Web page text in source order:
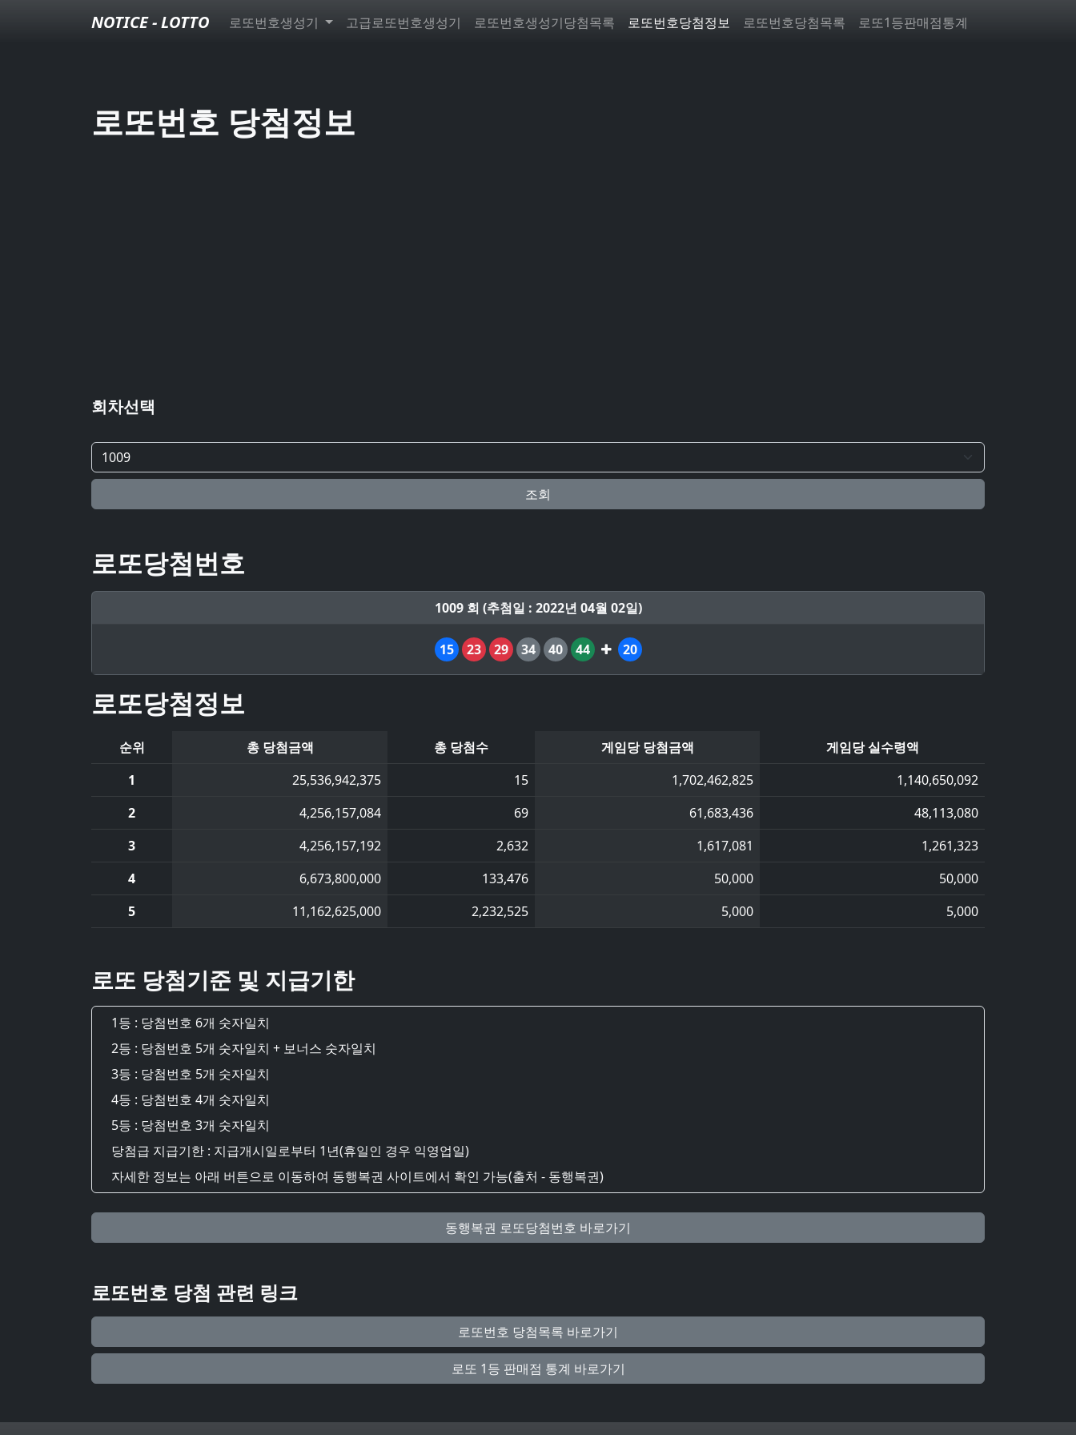
NOTICE - LOTTO 로또번호생성기 고급로또번호생성기 로또번호생성기당첨목록 로또번호당첨정보 로또번호당첨목록 로또1등판매점통계
로또번호 당첨정보
회차선택
조회
로또당첨번호
1009 회 (추첨일 : 2022년 04월 02일)
15 23 29 34 40 44 20
로또당첨정보
순위 총 당첨금액 총 당첨수 게임당 당첨금액
게임당 실수령액
1
25,536,942,375 15 1,702,462,825
1,140,650,092
2
4,256,157,084 69 61,683,436
48,113,080
3
4,256,157,192 2,632 1,617,081
1,261,323
4
6,673,800,000 133,476 50,000
50,000
5
11,162,625,000 2,232,525 5,000 5,000
로또 당첨기준 및 지급기한
1등 : 당첨번호 6개 숫자일치
2등 : 당첨번호 5개 숫자일치 + 보너스 숫자일치
3등 : 당첨번호 5개 숫자일치
4등 : 당첨번호 4개 숫자일치
5등 : 당첨번호 3개 숫자일치
당첨급 지급기한 : 지급개시일로부터 1년(휴일인 경우 익영업일)
자세한 정보는 아래 버튼으로 이동하여 동행복권 사이트에서 확인 가능(출처 - 동행복권)
동행복권 로또당첨번호 바로가기
로또번호 당첨 관련 링크
로또번호 당첨목록 바로가기
로또 1등 판매점 통계 바로가기